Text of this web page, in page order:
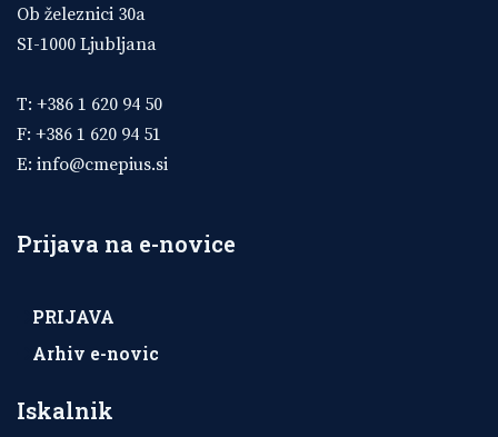
Ob železnici 30a
SI-1000 Ljubljana
T: +386 1 620 94 50
F: +386 1 620 94 51
E: info@cmepius.si
Prijava na e-novice
PRIJAVA
Arhiv e-novic
Iskalnik